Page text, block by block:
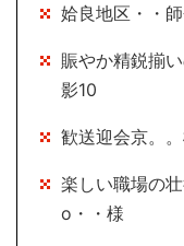
姶良地区・・
賑やか精鋭揃
影10
歓送迎会京。
楽しい職場の
o・・様